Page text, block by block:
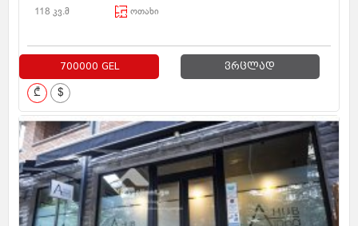
118 კვ.მ ოთახი
700000 GEL ვრცლად
₾ $